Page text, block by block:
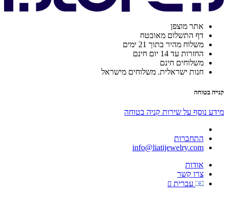
אתר מוצפן
דף התשלום מאובטח
משלוח מהיר בתוך 21 ימים
החזרות עד 14 יום חינם
משלוחים חינם
חנות ישראלית. משלוחים מישראל
קנייה בטוחה
מידע נוסף על שירות קניה בטוחה
התחברות
info@liatijewelry.com
אודות
צרו קשר
עברית